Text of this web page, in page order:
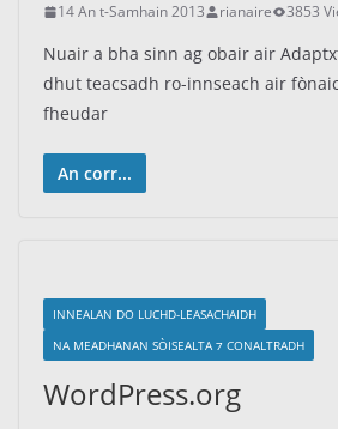
14 An t-Samhain 2013 rianaire 3853
Nuair a bha sinn ag obair air
dhut teacsadh ro-innseach air
fheudar
An corr...
INNEALAN DO LUCHD-LEASACHAIDH
NA MEADHANAN SÒISEALTA ⁊ CONALTRADH
WordPress.org